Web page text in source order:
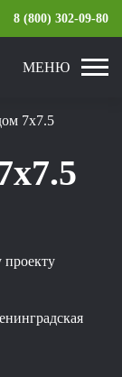
8 (800) 302-09-80
МЕНЮ
7х7.5
проекту